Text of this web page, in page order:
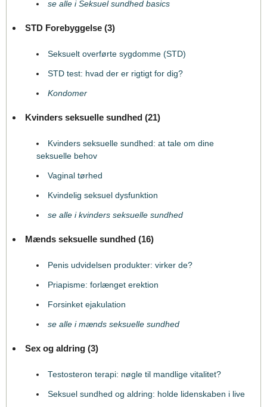
se alle i Seksuel sundhed basics
STD Forebyggelse (3)
Seksuelt overførte sygdomme (STD)
STD test: hvad der er rigtigt for dig?
Kondomer
Kvinders seksuelle sundhed (21)
Kvinders seksuelle sundhed: at tale om dine
seksuelle behov
Vaginal tørhed
Kvindelig seksuel dysfunktion
se alle i kvinders seksuelle sundhed
Mænds seksuelle sundhed (16)
Penis udvidelsen produkter: virker de?
Priapisme: forlænget erektion
Forsinket ejakulation
se alle i mænds seksuelle sundhed
Sex og aldring (3)
Testosteron terapi: nøgle til mandlige vitalitet?
Seksuel sundhed og aldring: holde lidenskaben i live